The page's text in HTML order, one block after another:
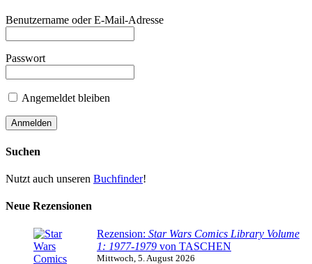
Benutzername oder E-Mail-Adresse
Passwort
Angemeldet bleiben
Suchen
Nutzt auch unseren Buchfinder!
Neue Rezensionen
Rezension: Star Wars Comics Library Volume
1: 1977-1979 von TASCHEN
Mittwoch, 5. August 2026